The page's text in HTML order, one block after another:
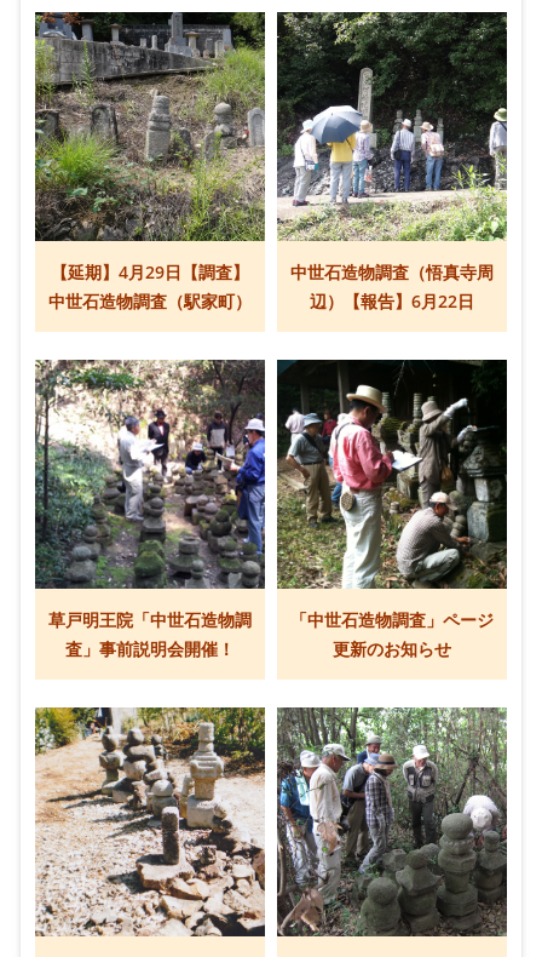
【延期】4月29日【調査】
中世石造物調査（駅家町）
中世石造物調査（悟真寺周
辺）【報告】6月22日
草戸明王院「中世石造物調
査」事前説明会開催！
「中世石造物調査」ページ
更新のお知らせ